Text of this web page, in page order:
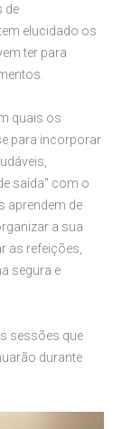
de
elucidado os
ter para
quais os
para incorporar
saída" com o
aprendem de
a sua
as refeições,
segura e
sessões que
durante